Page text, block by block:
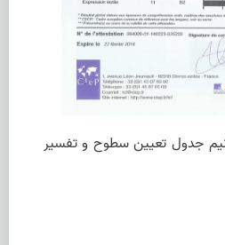
جدول تعیین سطوح و تفسیر